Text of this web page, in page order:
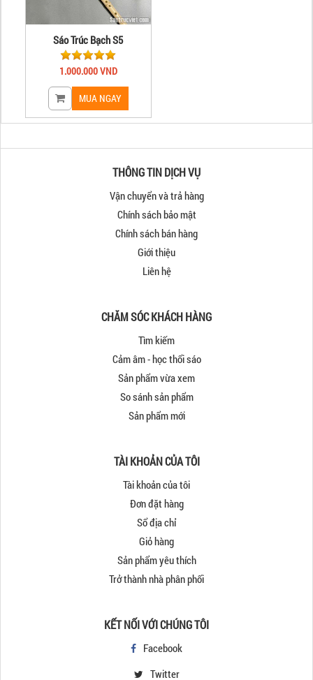
Sáo Trúc Bạch S5
1.000.000 VND
THÔNG TIN DỊCH VỤ
Vận chuyển và trả hàng
Chính sách bảo mật
Chính sách bán hàng
Giới thiệu
Liên hệ
CHĂM SÓC KHÁCH HÀNG
Tìm kiếm
Cảm âm - học thổi sáo
Sản phẩm vừa xem
So sánh sản phẩm
Sản phẩm mới
TÀI KHOẢN CỦA TÔI
Tài khoản của tôi
Đơn đặt hàng
Sổ địa chỉ
Giỏ hàng
Sản phẩm yêu thích
Trở thành nhà phân phối
KẾT NỐI VỚI CHÚNG TÔI
Facebook
Twitter